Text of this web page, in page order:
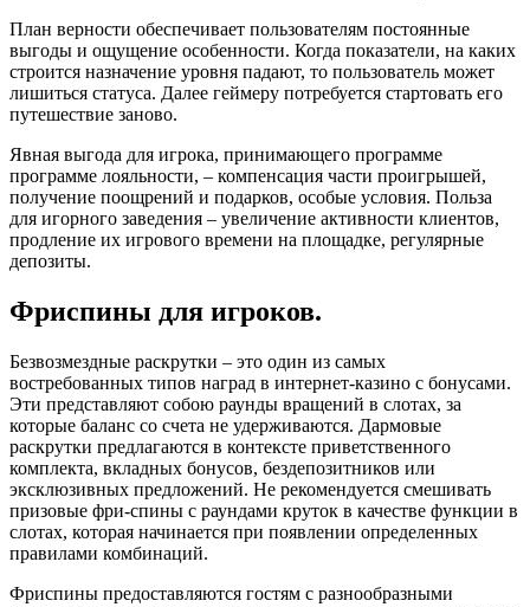
План верности обеспечивает пользователям постоянные
выгоды и ощущение особенности. Когда показатели, на каких
строится назначение уровня падают, то пользователь может
лишиться статуса. Далее геймеру потребуется стартовать его
путешествие заново.
Явная выгода для игрока, принимающего программе
программе лояльности, – компенсация части проигрышей,
получение поощрений и подарков, особые условия. Польза
для игорного заведения – увеличение активности клиентов,
продление их игрового времени на площадке, регулярные
депозиты.
Фриспины для игроков.
Безвозмездные раскрутки – это один из самых
востребованных типов наград в интернет-казино с бонусами.
Эти представляют собою раунды вращений в слотах, за
которые баланс со счета не удерживаются. Дармовые
раскрутки предлагаются в контексте приветственного
комплекта, вкладных бонусов, бездепозитников или
эксклюзивных предложений. Не рекомендуется смешивать
призовые фри-спины с раундами круток в качестве функции в
слотах, которая начинается при появлении определенных
правилами комбинаций.
Фриспины предоставляются гостям с разнообразными